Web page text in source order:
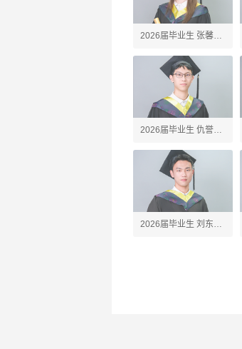
2026届毕业生 张馨予
2026届毕业生 仇誉竣
2026届毕业生 刘东珩